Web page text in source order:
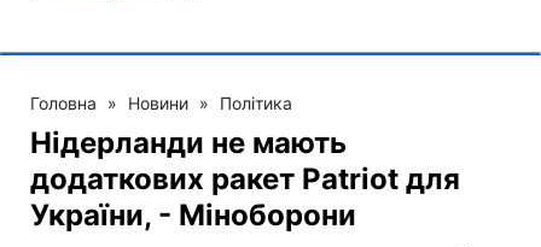
Головна » Новини » Політика
Нідерланди не мають
додаткових ракет Patriot для
України, - Міноборони